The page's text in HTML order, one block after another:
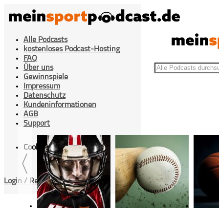
Alle Podcasts
kostenloses Podcast-Hosting
FAQ
Über uns
Gewinnspiele
Impressum
Datenschutz
Kundeninformationen
AGB
Support
Cookies Einstellung
Login / Registrieren
Home> Beiträge getaggt "Marshall Arena"